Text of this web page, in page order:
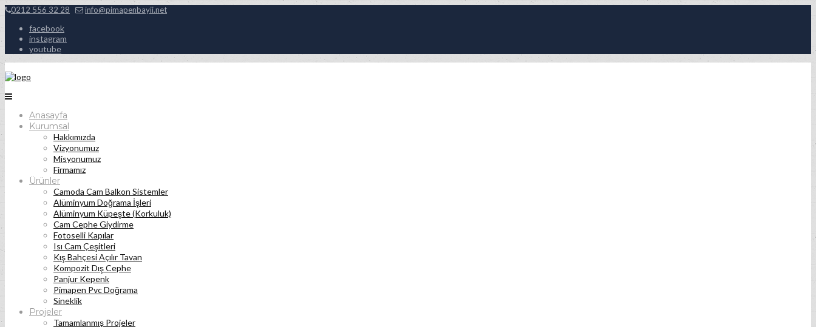
0212 556 32 28 info@pimapenbayii.net
facebook
instagram
youtube
Anasayfa
Kurumsal
Hakkımızda
Vizyonumuz
Misyonumuz
Firmamız
Ürünler
Camoda Cam Balkon Sistemler
Alüminyum Doğrama İşleri
Alüminyum Küpeşte (Korkuluk)
Cam Cephe Giydirme
Fotoselli Kapılar
Isı Cam Çeşitleri
Kış Bahçesi Açılır Tavan
Kompozit Dış Cephe
Panjur Kepenk
Pimapen Pvc Doğrama
Sineklik
Projeler
Tamamlanmış Projeler